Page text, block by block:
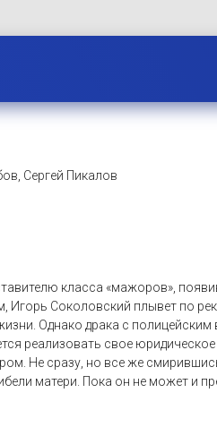
Сергей Пикалов
класса «мажоров»,
Соколовский плывет по
Однако драка с
реализовать свое
Не сразу, но все же
матери. Пока он не может и